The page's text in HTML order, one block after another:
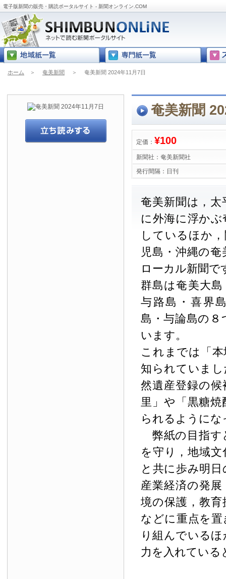
電子版新聞の販売・購読ポータルサイト - 新聞オンライン.COM
ホーム ＞ 奄美新聞 ＞ 奄美新聞 2024年11月7日
奄美新聞
定価： ¥100
新聞社： 奄美新聞社
発行間隔： 日刊
奄美新聞は，
に外海に浮か
しているほか
児島・沖縄の
ローカル新聞で
群島は奄美大
与路島・喜界
島・与論島の
います。
これまでは「
知られていま
然遺産登録の
里」や「黒糖
られるように
弊紙の目指す
を守り，地域
と共に歩み明
産業経済の発
境の保護，教
などに重点を
り組んでいる
力を入れている